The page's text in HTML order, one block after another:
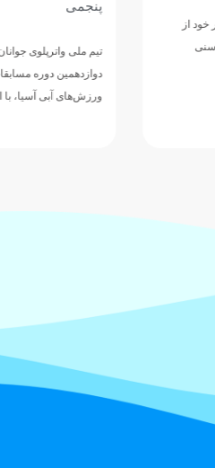
تیم ملی واترپلوی جوانان ایران در ادامه رقابت‌های
دوازدهمین دوره مسابقات قهرمانی رده‌های سنی
ورزش‌های آبی آسیا، با ارائه نمایشی…